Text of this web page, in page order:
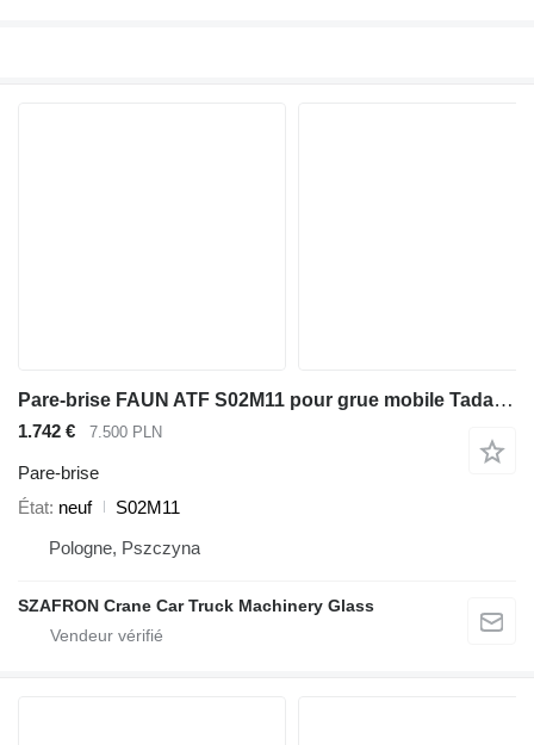
Pare-brise FAUN ATF S02M11 pour grue mobile Tadano Faun FAUN ATF 30,35,40
1.742 € 7.500 PLN
Pare-brise
État neuf
S02M11
Pologne, Pszczyna
SZAFRON Crane Car Truck Machinery Glass